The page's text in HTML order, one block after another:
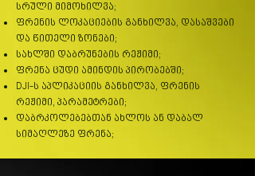
სრული მიმოხილვა;
ფრენის ლოკაციების განხილვა, დასაშვები
და წითელი ზონები;
სახლში დაბრუნების რეჟიმი;
ფრენა ცუდი ამინდის პირობებში;
DJI-ს აპლიკაციის განხილვა, ფრენის
რეჟიმი, პარამეტრები;
დაბრკოლებებთან ახლოს ან დაბალ
სიმაღლეზე ფრენა;